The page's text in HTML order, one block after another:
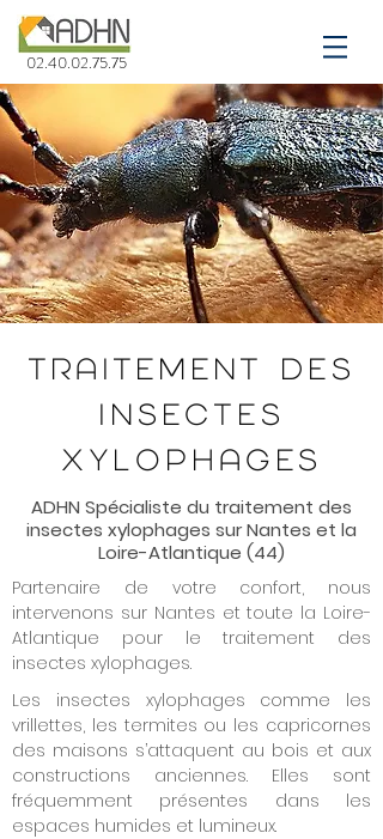
02.40.02.75.75
TRAITEMENT des
INSECTES
XYLOPHAGES
Les insectes xylophages comme les
vrillettes, les termites ou les capricornes
des maisons s’attaquent au bois et aux
constructions anciennes. Elles sont
fréquemment présentes dans les
espaces humides et lumineux.
Partenaire de votre confort, nous
intervenons sur Nantes et toute la Loire-
Atlantique pour le traitement des
insectes xylophages.
ADHN Spécialiste du traitement des
insectes xylophages sur Nantes et la
Loire-Atlantique (44)